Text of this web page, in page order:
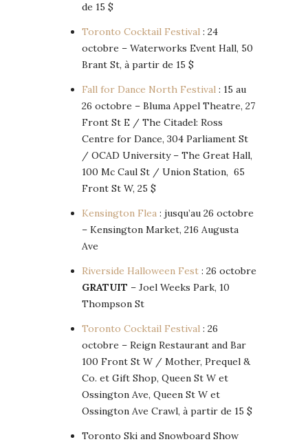
de 15 $
Toronto Cocktail Festival : 24
octobre – Waterworks Event Hall, 50
Brant St, à partir de 15 $
Fall for Dance North Festival : 15 au
26 octobre – Bluma Appel Theatre, 27
Front St E / The Citadel: Ross
Centre for Dance, 304 Parliament St
/ OCAD University – The Great Hall,
100 Mc Caul St / Union Station, 65
Front St W, 25 $
Kensington Flea : jusqu’au 26 octobre
– Kensington Market, 216 Augusta
Ave
Riverside Halloween Fest : 26 octobre
GRATUIT – Joel Weeks Park, 10
Thompson St
Toronto Cocktail Festival : 26
octobre – Reign Restaurant and Bar
100 Front St W / Mother, Prequel &
Co. et Gift Shop, Queen St W et
Ossington Ave, Queen St W et
Ossington Ave Crawl, à partir de 15 $
Toronto Ski and Snowboard Show